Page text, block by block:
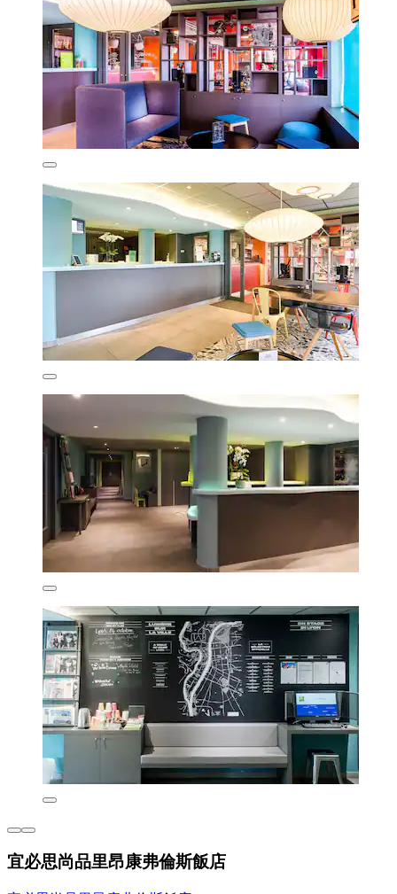
宜必思尚品里昂康弗倫斯飯店